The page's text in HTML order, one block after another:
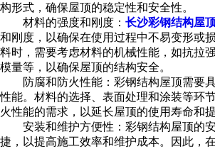
构形式，确保屋顶的稳定性和安全性。
材料的强度和刚度： 长沙彩钢结构屋
和刚度，以确保在使用过程中不易变形或
料时，需要考虑材料的机械性能，如抗拉
模量等，以确保屋顶的结构安全。
防腐和防火性能：彩钢结构屋顶需要具
性能。材料的选择、表面处理和涂装等环
火性能的需求，以延长屋顶的使用寿命和提
安装和维护方便性：彩钢结构屋顶的
捷，以提高施工效率和维护成本。因此，